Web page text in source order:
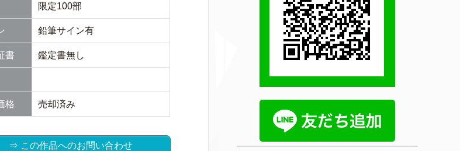
限定100部
鉛筆サイン有
書 鑑定書無し
格 売却済み
⇒ この作品へのお問い合わせ